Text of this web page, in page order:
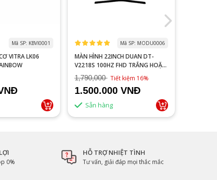
Mã SP: KBVI0001 Mã SP: MODU0006
MÀN HÌNH 22INCH DUAN DT-
V2218S 100HZ FHD TRẮNG HOẶC
ĐEN
1,790,000 Tiết kiệm 16%
1.500.000 VNĐ
Sẵn hàng
0%
HỖ TRỢ NHIỆT TÌNH
Tư vấn, giải đáp mọi thắc mắc